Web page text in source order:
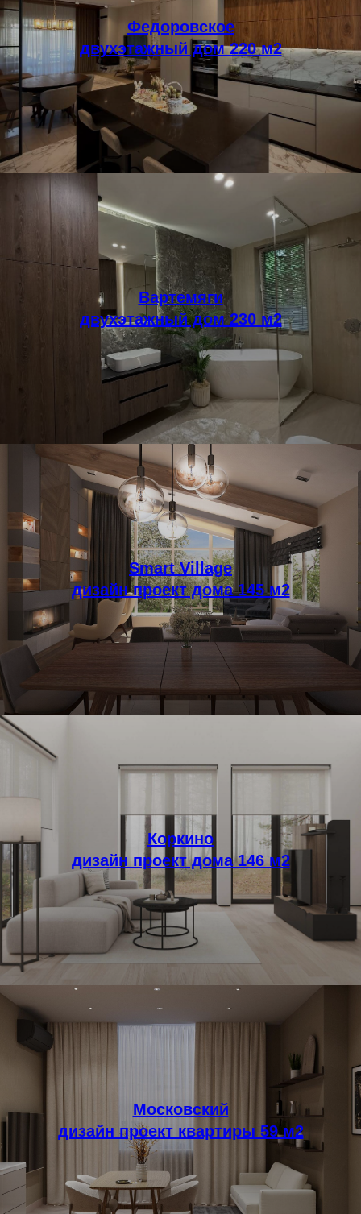
Федоровское
двухэтажный дом 220 м2
Вартемяги
двухэтажный дом 230 м2
Smart Village
дизайн проект дома 145 м2
Коркино
дизайн проект дома 146 м2
Московский
дизайн проект квартиры 59 м2